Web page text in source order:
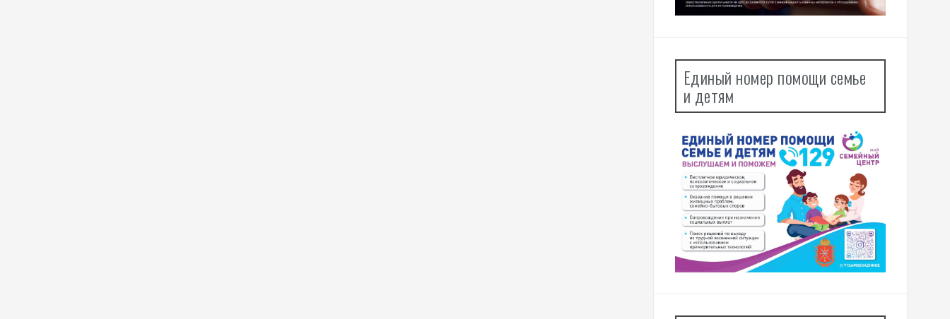
Единый номер помощи семье
и детям